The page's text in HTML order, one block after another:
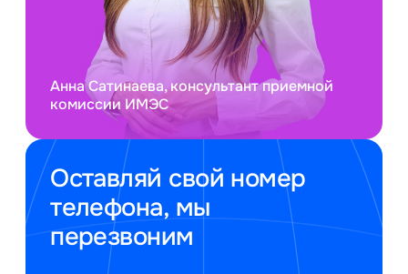
Оставляй свой номер
телефона, мы
перезвоним
Анна Сатинаева, консультант приемной
комиссии ИМЭС